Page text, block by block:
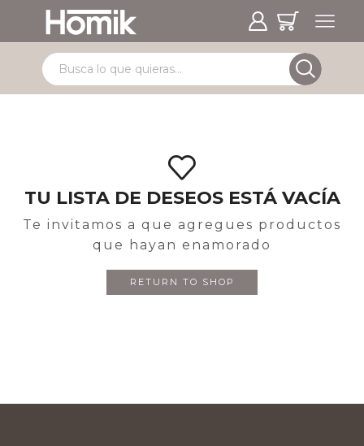
TU LISTA DE DESEOS ESTÁ VACÍA
Te invitamos a que agregues productos
que hayan enamorado
RETURN TO SHOP